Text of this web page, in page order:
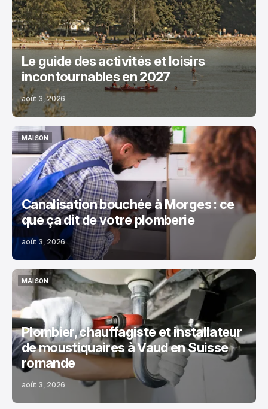
LOISIRS
Le guide des activités et loisirs
incontournables en 2027
août 3, 2026
MAISON
MAISON
Canalisation bouchée à Morges : ce
que ça dit de votre plomberie
août 3, 2026
MAISON
MAISON
Plombier, chauffagiste et installateur
de moustiquaires à Vaud en Suisse
romande
août 3, 2026